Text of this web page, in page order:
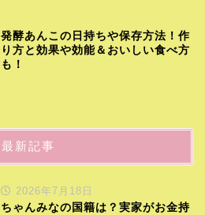
発酵あんこの日持ちや保存方法！作
り方と効果や効能＆おいしい食べ方
も！
最新記事
2026年7月18日
ちゃんみなの国籍は？実家がお金持